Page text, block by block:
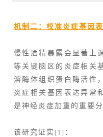
机制二：校准炎症基因
慢性酒精暴露会显著上
等关键脑区的炎症相关
溶酶体组织蛋白酶活性
炎症相关基因表达异常
是神经炎症加重的重要分
该研究证实 [1] ：